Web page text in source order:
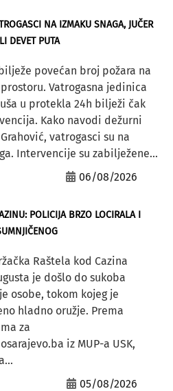
NA IZMAKU SNAGA, JUČER
DEVET PUTA
povećan broj požara na
Vatrogasna jedinica
u protekla 24h bilježi čak
Kako navodi dežurni
vatrogasci su na
Intervencije su zabilježene...
06/08/2026
POLICIJA BRZO LOCIRALA I
Raštela kod Cazina
je došlo do sukoba
osobe, tokom kojeg je
hladno oružje. Prema
za
iz MUP-a USK,
05/08/2026